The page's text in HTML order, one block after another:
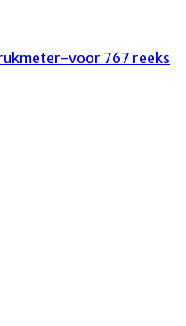
voor 767 reeks